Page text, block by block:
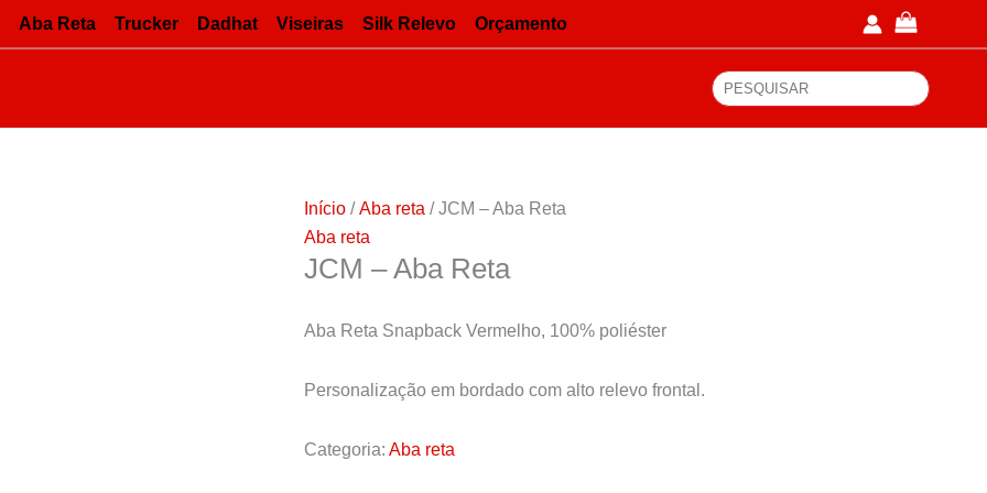
Aba Reta Trucker Dadhat Viseiras Silk Relevo Orçamento
Início /Aba reta / JCM – Aba Reta
Aba reta
JCM – Aba Reta
Aba Reta Snapback Vermelho, 100% poliéster
Personalização em bordado com alto relevo frontal.
Categoria:Aba reta